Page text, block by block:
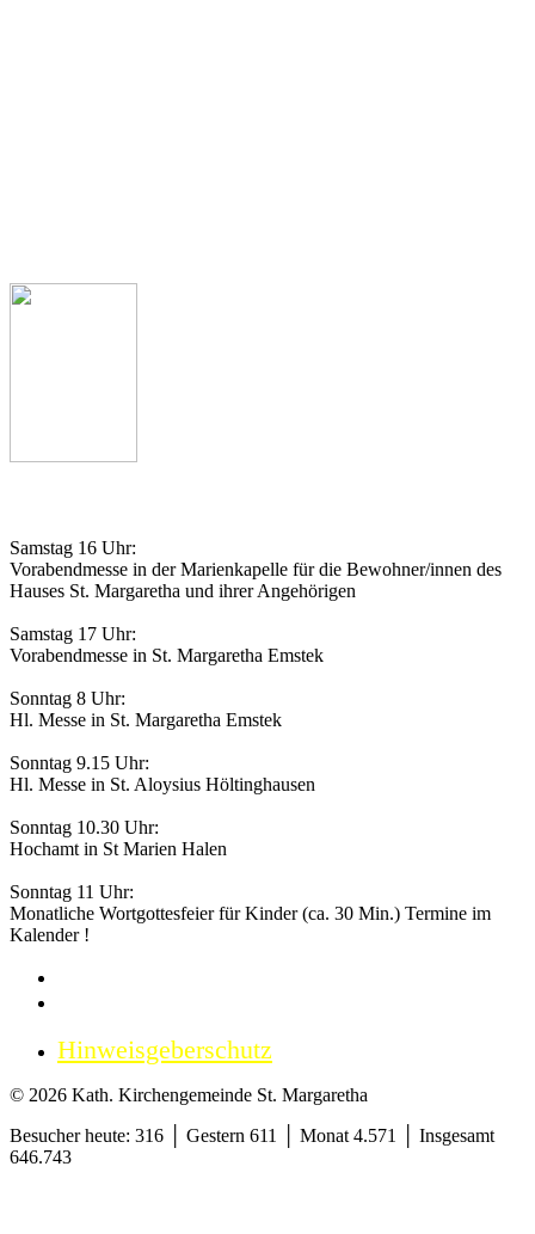
Samstag 16 Uhr:
Vorabendmesse in der Marienkapelle für die Bewohner/innen des
Hauses St. Margaretha und ihrer Angehörigen
Samstag 17 Uhr:
Vorabendmesse in St. Margaretha Emstek
Sonntag 8 Uhr:
Hl. Messe in St. Margaretha Emstek
Sonntag 9.15 Uhr:
Hl. Messe in St. Aloysius Höltinghausen
Sonntag 10.30 Uhr:
Hochamt in St Marien Halen
Sonntag 11 Uhr:
Monatliche Wortgottesfeier für Kinder (ca. 30 Min.) Termine im
Kalender !
Hinweisgeberschutz
© 2026 Kath. Kirchengemeinde St. Margaretha
Besucher heute: 316 │ Gestern 611 │ Monat 4.571 │ Insgesamt
646.743